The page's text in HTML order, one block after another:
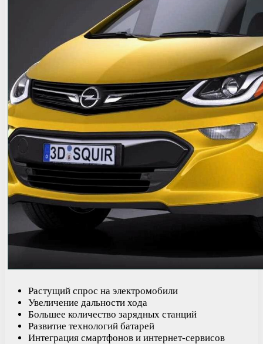
Растущий спрос на электромобили
Увеличение дальности хода
Большее количество зарядных станций
Развитие технологий батарей
Интеграция смартфонов и интернет-сервисов